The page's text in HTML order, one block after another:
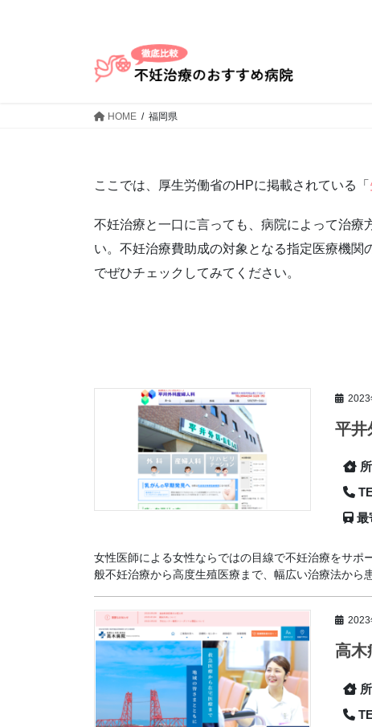
HOME 福岡県
ここでは、厚生労働省のHPに掲載されている「
不妊治療と一口に言っても、病院によって治療
い。不妊治療費助成の対象となる指定医療機
でぜひチェックしてみてください。
2023
平井
最
女性医師による女性ならではの目線で不妊治療をサ
般不妊治療から高度生殖医療まで、幅広い治療法から
2023
高木